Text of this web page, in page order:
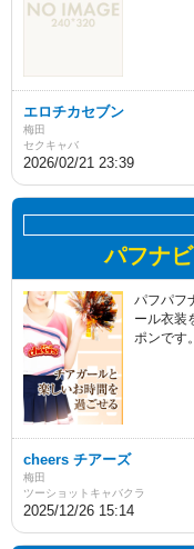
エロチカセブン
梅田
セクキャバ
2026/02/21 23:39
パフナ
パフパフ
ール衣装
ポンです
cheers チアーズ
梅田
ツーショットキャバクラ
2025/12/26 15:14